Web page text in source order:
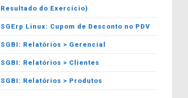
Resultado do Exercício)
SGErp Linux: Cupom de Desconto no PDV
SGBI: Relatórios > Gerencial
SGBI: Relatórios > Clientes
SGBI: Relatórios > Produtos